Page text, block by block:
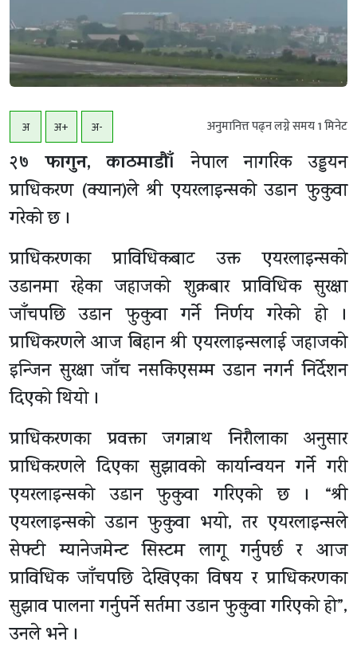
अ अ+ अ- अनुमानित्त पढ्न लग्ने समय1मिनेट
२७ फागुन, काठमाडाैँ। नेपाल नागरिक उड्डयन
प्राधिकरण (क्यान)ले श्री एयरलाइन्सको उडान फुकुवा
गरेको छ ।
प्राधिकरणका प्राविधिकबाट उक्त एयरलाइन्सको
उडानमा रहेका जहाजको शुक्रबार प्राविधिक सुरक्षा
जाँचपछि उडान फुकुवा गर्ने निर्णय गरेको हो ।
प्राधिकरणले आज बिहान श्री एयरलाइन्सलाई जहाजको
इन्जिन सुरक्षा जाँच नसकिएसम्म उडान नगर्न निर्देशन
दिएको थियो ।
प्राधिकरणका प्रवक्ता जगन्नाथ निरौलाका अनुसार
प्राधिकरणले दिएका सुझावको कार्यान्वयन गर्ने गरी
एयरलाइन्सको उडान फुकुवा गरिएको छ । “श्री
एयरलाइन्सको उडान फुकुवा भयो, तर एयरलाइन्सले
सेफ्टी म्यानेजमेन्ट सिस्टम लागू गर्नुपर्छ र आज
प्राविधिक जाँचपछि देखिएका विषय र प्राधिकरणका
सुझाव पालना गर्नुपर्ने सर्तमा उडान फुकुवा गरिएको हो”,
उनले भने ।